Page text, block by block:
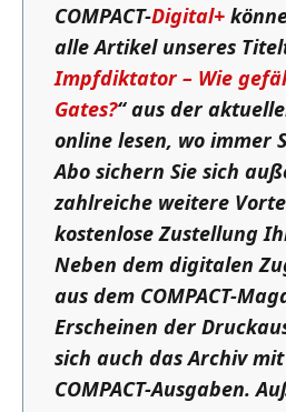
COMPACT-Digital+
alle Artikel unseres
Impfdiktator – Wie
Gates?“ aus der
online lesen, wo immer
Abo sichern Sie sich
zahlreiche weitere
kostenlose Zustellung
Neben dem digitalen
aus dem COMPACT-
Erscheinen der
sich auch das Archiv
COMPACT-Ausgaben.